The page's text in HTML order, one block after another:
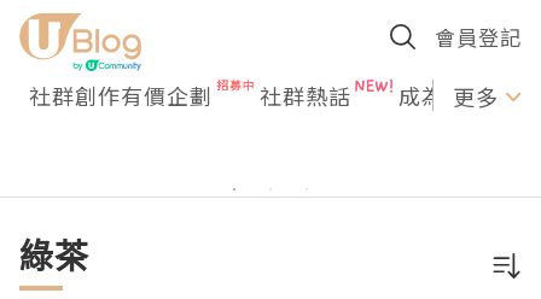
會員登記
社群創作有價企劃 社群熱話 成為U更多
綠茶